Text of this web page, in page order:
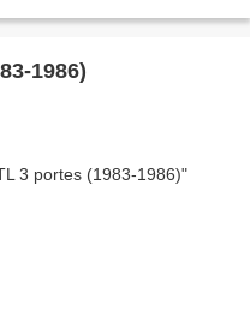
1986)